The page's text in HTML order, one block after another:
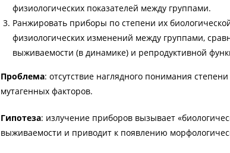
физиологических показателей между группами.
Ранжировать приборы по степени их
физиологических изменений между группами,
выживаемости (в динамике) и репродуктивной
Проблема: отсутствие наглядного понимания
мутагенных факторов.
Гипотеза: излучение приборов вызывает
выживаемости и приводит к появлению